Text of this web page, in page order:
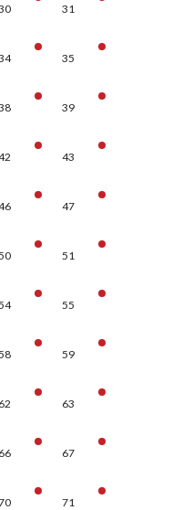
31
35
39
43
47
51
55
59
62 63
66 67
71